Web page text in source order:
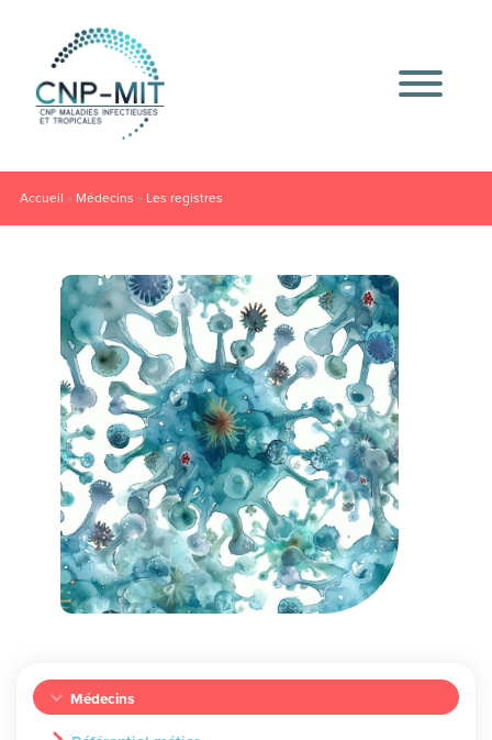
Accueil » Médecins » Les registres
Médecins